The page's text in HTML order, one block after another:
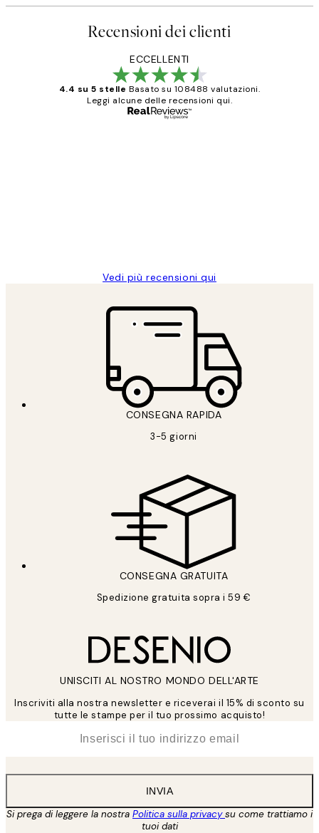
Recensioni dei clienti
ECCELLENTI
4.4 su 5 stelle Basato su 108488 valutazioni.
Leggi alcune delle recensioni qui.
Vedi più recensioni qui
CONSEGNA RAPIDA
3-5 giorni
CONSEGNA GRATUITA
Spedizione gratuita sopra i 59 €
UNISCITI AL NOSTRO MONDO DELL'ARTE
Inscriviti alla nostra newsletter e riceverai il 15% di sconto su
tutte le stampe per il tuo prossimo acquisto!
INVIA
Si prega di leggere la nostra Politica sulla privacysu come trattiamo i
tuoi dati